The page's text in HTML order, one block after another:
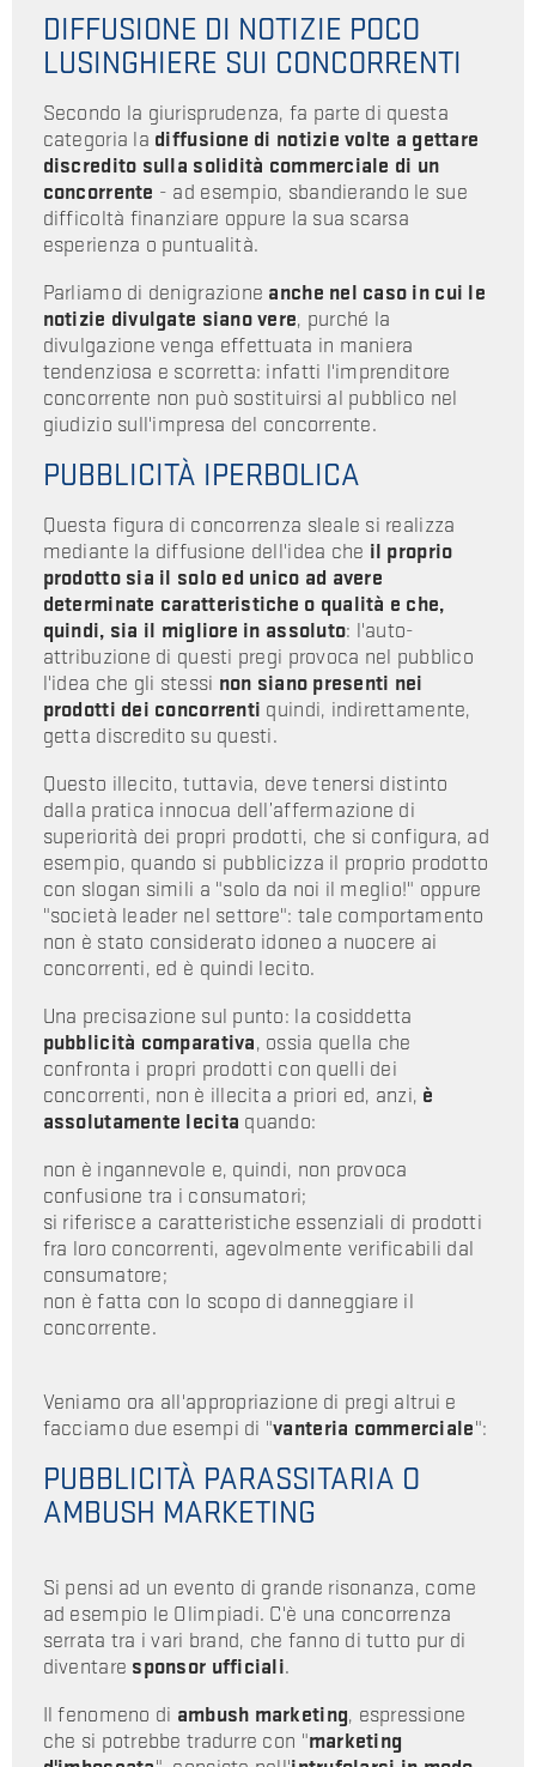
DIFFUSIONE DI NOTIZIE POCO
LUSINGHIERE SUI CONCORRENTI
Secondo la giurisprudenza, fa parte di questa
categoria la diffusione di notizie volte a gettare
discredito sulla solidità commerciale di un
concorrente - ad esempio, sbandierando le sue
difficoltà finanziare oppure la sua scarsa
esperienza o puntualità.
Parliamo di denigrazione anche nel caso in cui le
notizie divulgate siano vere, purché la
divulgazione venga effettuata in maniera
tendenziosa e scorretta: infatti l'imprenditore
concorrente non può sostituirsi al pubblico nel
giudizio sull'impresa del concorrente.
PUBBLICITÀ IPERBOLICA
Questa figura di concorrenza sleale si realizza
mediante la diffusione dell'idea che il proprio
prodotto sia il solo ed unico ad avere
determinate caratteristiche o qualità e che,
quindi, sia il migliore in assoluto: l'auto-
attribuzione di questi pregi provoca nel pubblico
l'idea che gli stessi non siano presenti nei
prodotti dei concorrenti quindi, indirettamente,
getta discredito su questi.
Questo illecito, tuttavia, deve tenersi distinto
dalla pratica innocua dell’affermazione di
superiorità dei propri prodotti, che si configura, ad
esempio, quando si pubblicizza il proprio prodotto
con slogan simili a "solo da noi il meglio!" oppure
"società leader nel settore": tale comportamento
non è stato considerato idoneo a nuocere ai
concorrenti, ed è quindi lecito.
Una precisazione sul punto: la cosiddetta
pubblicità comparativa, ossia quella che
confronta i propri prodotti con quelli dei
concorrenti, non è illecita a priori ed, anzi, è
assolutamente lecita quando:
non è ingannevole e, quindi, non provoca
confusione tra i consumatori;
si riferisce a caratteristiche essenziali di prodotti
fra loro concorrenti, agevolmente verificabili dal
consumatore;
non è fatta con lo scopo di danneggiare il
concorrente.
Veniamo ora all'appropriazione di pregi altrui e
facciamo due esempi di "vanteria commerciale":
PUBBLICITÀ PARASSITARIA O
AMBUSH MARKETING
Si pensi ad un evento di grande risonanza, come
ad esempio le Olimpiadi. C'è una concorrenza
serrata tra i vari brand, che fanno di tutto pur di
diventare sponsor ufficiali.
Il fenomeno di ambush marketing, espressione
che si potrebbe tradurre con "marketing